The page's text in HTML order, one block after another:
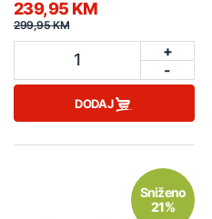
239,95 KM
299,95 KM
1
+
-
DODAJ
Sniženo
21%